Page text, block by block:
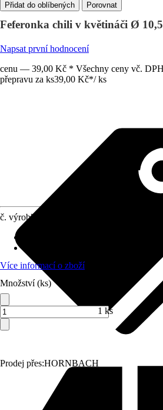
Porovnat
Feferonka chili v květináči Ø
Napsat první hodnocení
cenu — 39,00 Kč * Všechny ceny vč. DPH
přepravu za ks39,00 Kč*/ ks
Prodej přes:HORNBACH
č. výrobku
Více informací o zboží
Množství (ks)
1 ks